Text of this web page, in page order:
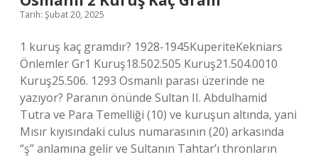
Tarih: Şubat 20, 2025
1 kuruş kaç gramdır? 1928-1945KuperiteKekniars
Önlemler Gr1 Kuruş18.502.505 Kuruş21.504.0010
Kuruş25.506. 1293 Osmanlı parası üzerinde ne
yazıyor? Paranın önünde Sultan II. Abdulhamid
Tutra ve Para Temelliği (10) ve kuruşun altında, yani
Mısır kıyısındaki culus numarasının (20) arkasında
“ş” anlamına gelir ve Sultanın Tahtar’ı thronların